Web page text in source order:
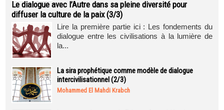
Le dialogue avec l’Autre dans sa pleine diversité pour
diffuser la culture de la paix (3/3)
Lire la première partie ici : Les fondements du
dialogue entre les civilisations à la lumière de
la...
La sira prophétique comme modèle de dialogue
intercivilisationnel (2/3)
Mohammed El Mahdi Krabch